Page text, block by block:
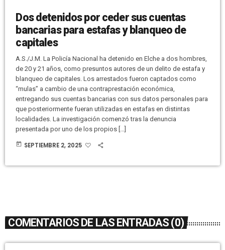
Dos detenidos por ceder sus cuentas
bancarias para estafas y blanqueo de
capitales
A.S./J.M. La Policía Nacional ha detenido en Elche a dos hombres,
de 20 y 21 años, como presuntos autores de un delito de estafa y
blanqueo de capitales. Los arrestados fueron captados como
“mulas” a cambio de una contraprestación económica,
entregando sus cuentas bancarias con sus datos personales para
que posteriormente fueran utilizadas en estafas en distintas
localidades. La investigación comenzó tras la denuncia
presentada por uno de los propios […]
today SEPTIEMBRE 2, 2025
COMENTARIOS DE LAS ENTRADAS (0)